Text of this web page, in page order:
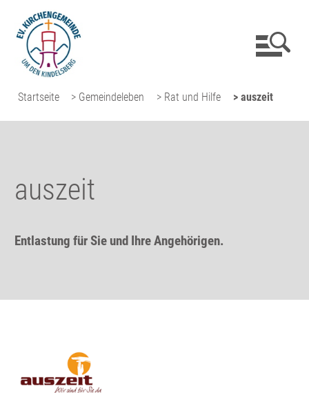
Startseite > Gemeindeleben > Rat und Hilfe > auszeit
auszeit
Entlastung für Sie und Ihre Angehörigen.